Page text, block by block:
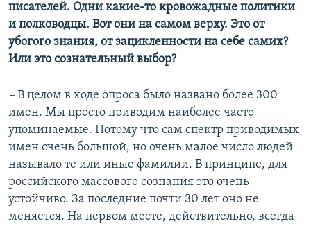
писателей. Одни какие-то кровожадные политики
и полководцы. Вот они на самом верху. Это от
убогого знания, от зацикленности на себе самих?
Или это сознательный выбор?
– В целом в ходе опроса было названо более 300
имен. Мы просто приводим наиболее часто
упоминаемые. Потому что сам спектр приводимых
имен очень большой, но очень малое число людей
называло те или иные фамилии. В принципе, для
российского массового сознания это очень
устойчиво. За последние почти 30 лет оно не
меняется. На первом месте, действительно, всегда